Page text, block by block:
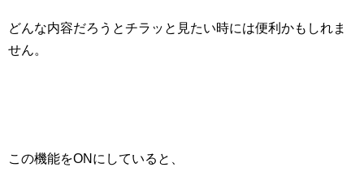
どんな内容だろうとチラッと見たい時には便利かもしれま
せん。
この機能をONにしていると、